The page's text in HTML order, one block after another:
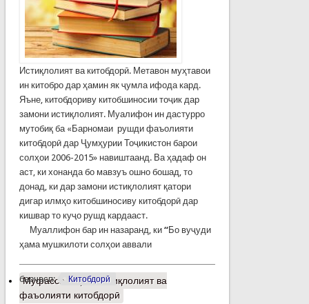
Истиқлолият ва китобдорӣ. Метавон муҳтавои
ин китобро дар ҳамин як ҷумла ифода кард.
Яъне, китобдориву китобшиносии тоҷик дар
замони истиқлолият. Муалифон ин дастурро
мутобиқ ба «Барномаи рушди фаъолияти
китобдорӣ дар Ҷумҳурии Тоҷикистон барои
солҳои 2006-2015» навиштаанд. Ва ҳадаф он
аст, ки хонанда бо мавзуъ ошно бошад, то
донад, ки дар замони истиқлолият қатори
дигар илмҳо китобшиносиву китобдорӣ дар
кишвар то куҷо рушд кардааст.
Муаллифон бар ин назаранд, ки“Бо вуҷуди
ҳама мушкилоти солҳои аввали
барчасп: Китобдорӣ
Муфассалтаро Истиқлолият ва
фаъолияти китобдорӣ